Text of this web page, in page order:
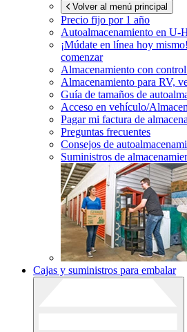
Volver al menú principal
Precio fijo por 1 año
Autoalmacenamiento en U-
¡Múdate en línea hoy mismo!
comenzar
Almacenamiento con
Almacenamiento para RV,
Guía de tamaños de
Acceso en vehículo/
Pagar mi factura de
Preguntas frecuentes
Consejos de
Suministros de
Cajas y suministros para embalar